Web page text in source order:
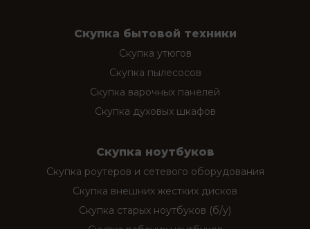
Скупка бытовой техники
Скупка утюгов
Скупка пылесосов
Скупка варочных панелей
Скупка духовых шкафов
Скупка ноутбуков
Скупка роутеров и сетевого оборудования
Скупка внешних жестких дисков
Скупка старых ноутбуков (б/у)